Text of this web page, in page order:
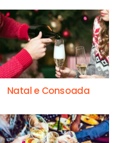
Natal e Consoada